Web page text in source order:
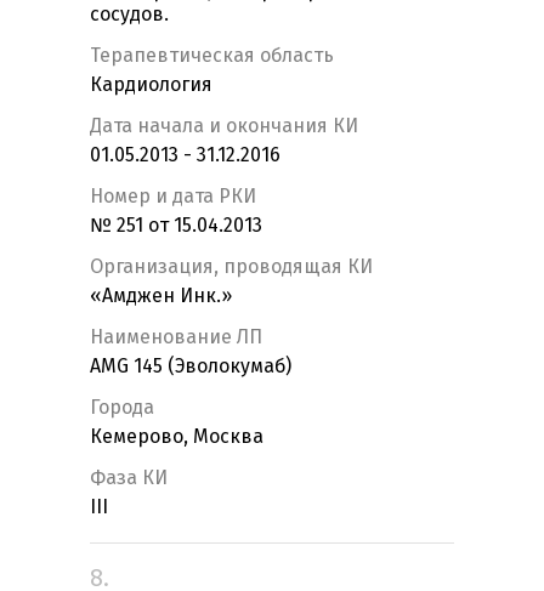
сосудов.
Терапевтическая область
Кардиология
Дата начала и окончания КИ
01.05.2013 - 31.12.2016
Номер и дата РКИ
№ 251 от 15.04.2013
Организация, проводящая КИ
«Амджен Инк.»
Наименование ЛП
AMG 145 (Эволокумаб)
Города
Кемерово, Москва
Фаза КИ
8.